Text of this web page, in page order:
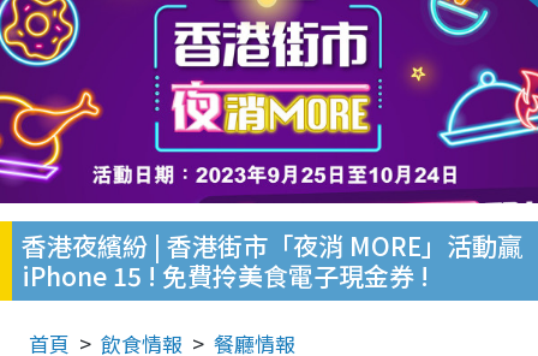
香港夜繽紛 | 香港街市「夜消 MORE」活動贏
iPhone 15 ! 免費拎美食電子現金券 !
首頁 飲食情報 餐廳情報